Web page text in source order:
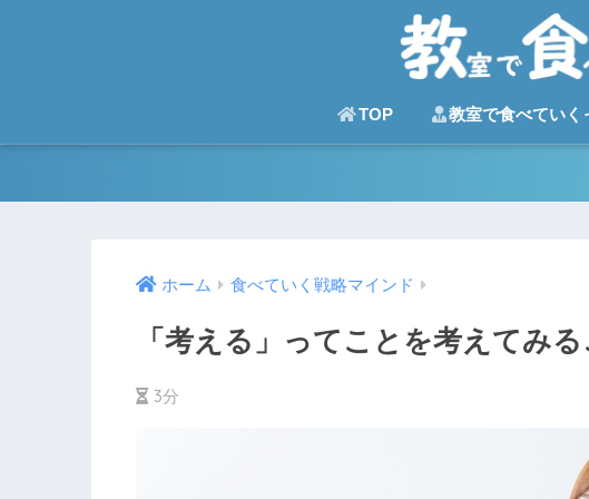
TOP 教室で食べていく
ホーム 食べていく戦略マインド
「考える」ってことを考えてみる
3分